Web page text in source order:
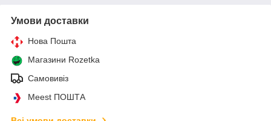
Умови доставки
Нова Пошта
Магазини Rozetka
Самовивіз
Meest ПОШТА